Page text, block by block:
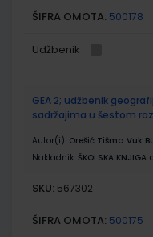
ŠIFRA OMOTA: 500178
Udžbenik
GEA 2; udžbenik
sadržajima u šestom
Autor(i): Orešić Tišma Vuk
Nakladnik: ŠKOLSKA KNJIGA
SKU: 567302
ŠIFRA OMOTA: 500175